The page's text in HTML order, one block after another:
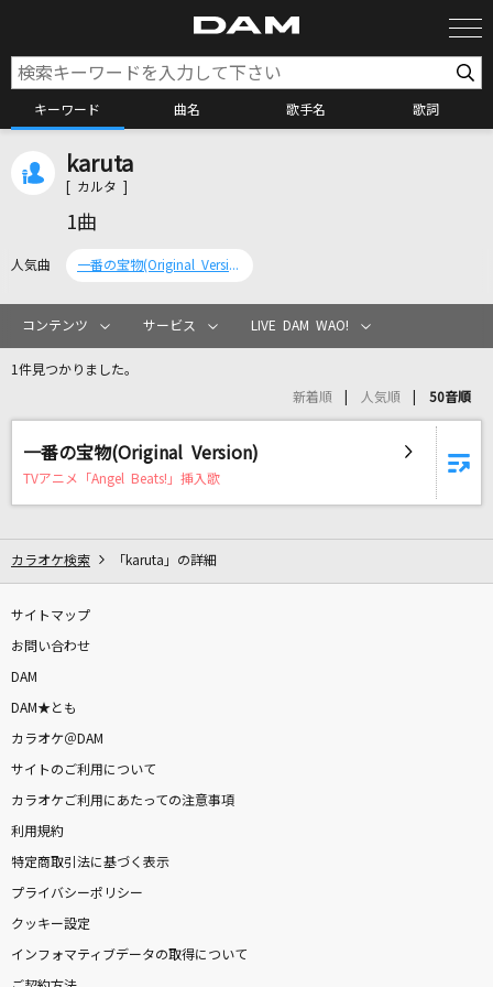
キーワード 曲名 歌手名 歌詞
カラオケリクエスト
リアルタイムで歌われている曲の一覧
Contrail
ケセラセラ
Mrs. GREEN APPLE
ノーザンクロス
憧憬のアーチ (Hokuto Matsumura)
SixTONES
時代
中島みゆき
karuta
[ カルタ ]
1曲
人気曲 一番の宝物(Original Version)
コンテンツ サービス LIVE DAM WAO!
1件見つかりました。
新着順 人気順 50音順
一番の宝物(Original Version)
TVアニメ「Angel Beats!」挿入歌
カラオケ検索 「karuta」の詳細
サイトマップ
お問い合わせ
DAM
DAM★とも
カラオケ＠DAM
サイトのご利用について
カラオケご利用にあたっての注意事項
利用規約
特定商取引法に基づく表示
プライバシーポリシー
クッキー設定
インフォマティブデータの取得について